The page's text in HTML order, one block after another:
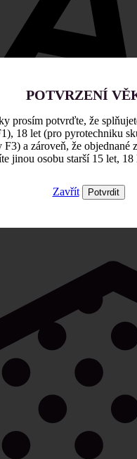
POTVRZENÍ
prosím potvrďte, že
18 let (pro pyrotechniku
a zároveň, že objednané
jinou osobu starší 15 let, 18
Zavřít Potvrdit